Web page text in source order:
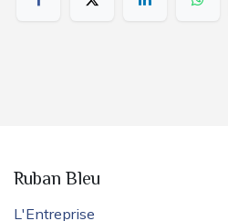
Ruban Bleu
L'Entreprise